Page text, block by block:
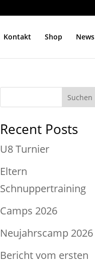
Kontakt Shop News
Suchen
Recent Posts
U8 Turnier
Eltern
Schnuppertraining
Camps 2026
Neujahrscamp 2026
Bericht vom ersten